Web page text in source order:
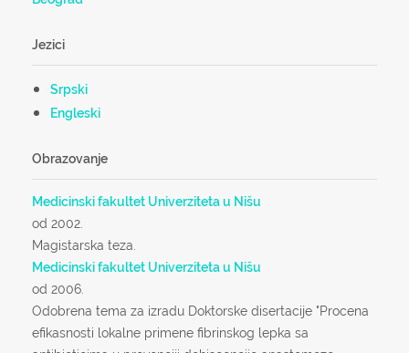
Jezici
Srpski
Engleski
Obrazovanje
Medicinski fakultet Univerziteta u Nišu
od 2002.
Magistarska teza.
Medicinski fakultet Univerziteta u Nišu
od 2006.
Odobrena tema za izradu Doktorske disertacije "Procena
efikasnosti lokalne primene fibrinskog lepka sa